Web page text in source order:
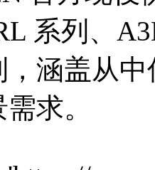
系列、
涵盖从
求。